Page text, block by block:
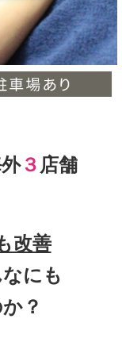
３ 店舗
改善
にも
？